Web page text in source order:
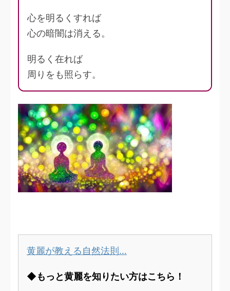
心を明るくすれば
心の暗闇は消える。
明るく在れば
周りをも照らす。
黄麗が教える自然法則…
◆もっと黄麗を知りたい方はこちら！